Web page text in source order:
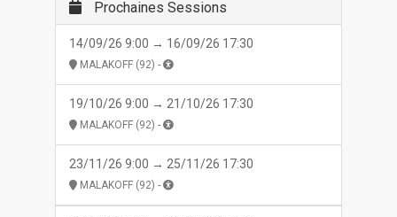
Prochaines Sessions
14/09/26 9:00 → 16/09/26 17:30
MALAKOFF (92) -
19/10/26 9:00 → 21/10/26 17:30
MALAKOFF (92) -
23/11/26 9:00 → 25/11/26 17:30
MALAKOFF (92) -